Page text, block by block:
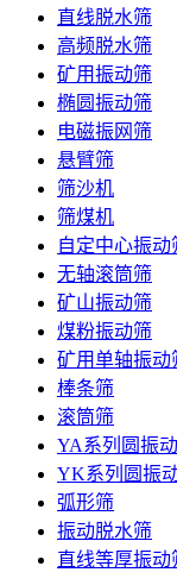
直线脱水筛
高频脱水筛
矿用振动筛
椭圆振动筛
电磁振网筛
悬臂筛
筛沙机
筛煤机
自定中心振动
无轴滚筒筛
矿山振动筛
煤粉振动筛
矿用单轴振动
棒条筛
滚筒筛
YA系列圆振
YK系列圆振
弧形筛
振动脱水筛
直线等厚振动